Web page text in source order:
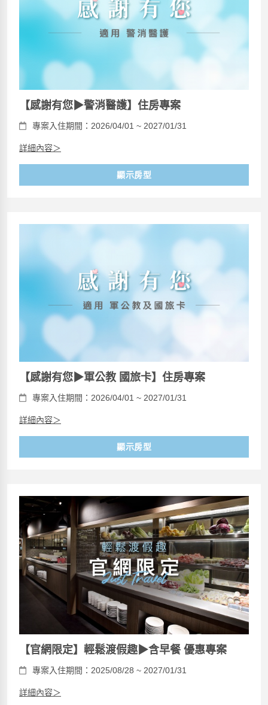
【感謝有您▶警消醫護】住房專案
專案入住期間：2026/04/01 ~ 2027/01/31
詳細內容＞
顯示房型
【感謝有您▶軍公教 國旅卡】住房專案
專案入住期間：2026/04/01 ~ 2027/01/31
詳細內容＞
顯示房型
【官網限定】輕鬆渡假趣▶含早餐 優惠專案
專案入住期間：2025/08/28 ~ 2027/01/31
詳細內容＞